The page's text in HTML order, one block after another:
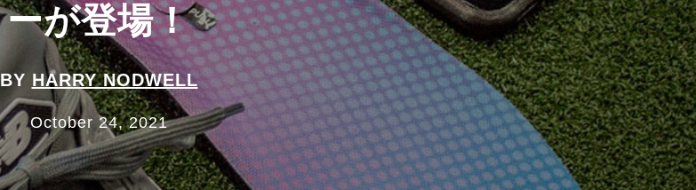
ーが登場！
BY HARRY NODWELL
October 24, 2021